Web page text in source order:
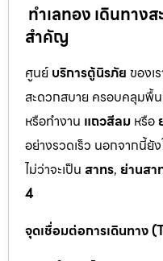
ทำเลทอง เดินทาง
สำคัญ
ศูนย์ บริการตู้นิรภัย ของเ
สะดวกสบาย ครอบคลุมพื้
หรือทำงาน แถวสีลม หรือ
อย่างรวดเร็ว นอกจากนี้
ไม่ว่าจะเป็น สาทร, ย่านสา
4
จุดเชื่อมต่อการเดินทาง